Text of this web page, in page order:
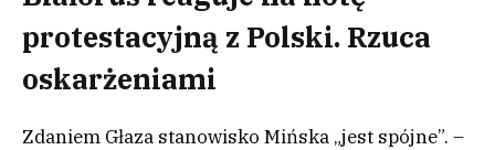
protestacyjną z Polski. Rzuca
oskarżeniami
Zdaniem Głaza stanowisko Mińska „jest spójne”. –